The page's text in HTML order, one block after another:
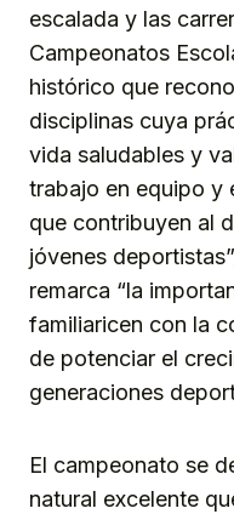
escalada y las
Campeonatos
histórico que
disciplinas cuya
vida saludables y
trabajo en equipo y
que contribuyen al
jóvenes
remarca “la
familiaricen con la
de potenciar el
generaciones
El campeonato se
natural excelente